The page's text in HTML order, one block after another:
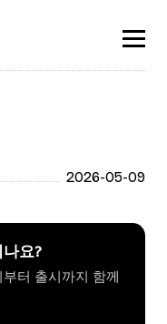
2026-05-09
요?
부터 출시까지 함께